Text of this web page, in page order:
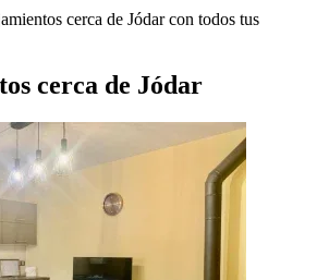
cerca de Jódar con todos tus
cerca de Jódar